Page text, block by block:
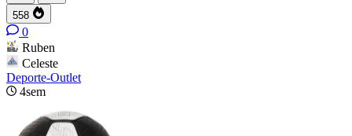
558
0
Ruben
Celeste
Deporte-Outlet
4sem